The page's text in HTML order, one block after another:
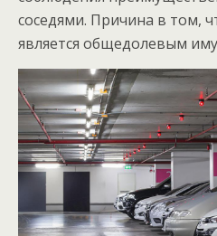
соседями. Причина в том,
является общедолевым